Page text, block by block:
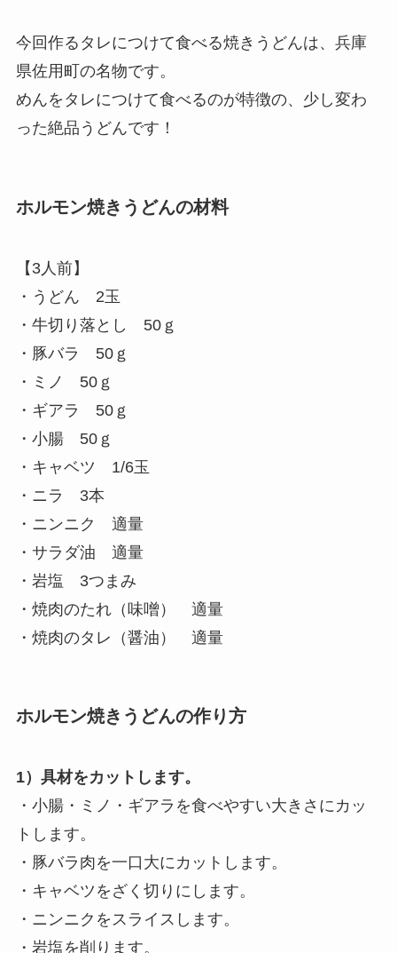
今回作るタレにつけて食べる焼きうどんは、兵庫
県佐用町の名物です。
めんをタレにつけて食べるのが特徴の、少し変わ
った絶品うどんです！
ホルモン焼きうどんの材料
【3人前】
・うどん 2玉
・牛切り落とし 50ｇ
・豚バラ 50ｇ
・ミノ 50ｇ
・ギアラ 50ｇ
・小腸 50ｇ
・キャベツ 1/6玉
・ニラ 3本
・ニンニク 適量
・サラダ油 適量
・岩塩 3つまみ
・焼肉のたれ（味噌） 適量
・焼肉のタレ（醤油） 適量
ホルモン焼きうどんの作り方
1）具材をカットします。
・小腸・ミノ・ギアラを食べやすい大きさにカッ
トします。
・豚バラ肉を一口大にカットします。
・キャベツをざく切りにします。
・ニンニクをスライスします。
・岩塩を削ります。